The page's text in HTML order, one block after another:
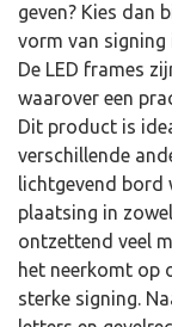
geven? Kies dan
vorm van signing
De LED frames
waarover een
Dit product is
verschillende
lichtgevend bord
plaatsing in
ontzettend veel
het neerkomt op
sterke signing.